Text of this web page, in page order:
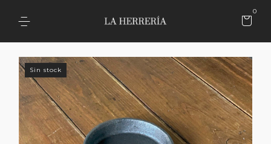
0
Sin stock